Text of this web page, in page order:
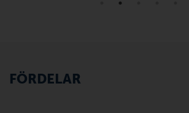
FÖRDELAR